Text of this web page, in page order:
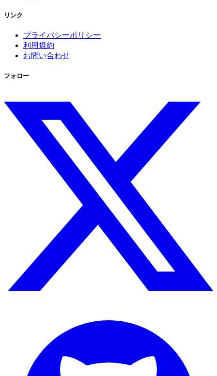
リンク
プライバシーポリシー
利用規約
お問い合わせ
フォロー